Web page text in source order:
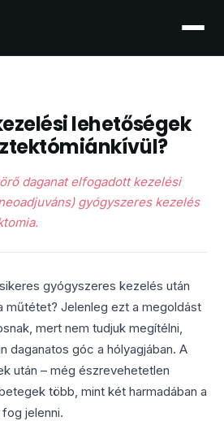
lehetőségek
daganat elfogadott kezelési
gyógyszeres kezelés
gyógyszeres kezelés után
műtétet? Jelenleg ezt a megoldást
mert nem tudjuk megítélni,
daganatos góc a hólyagjában. A
után – még észrevehetetlen
több, mint két harmadában a
jelenni.